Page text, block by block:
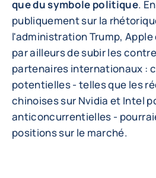
que du symbole politique.
publiquement sur la
l'administration Trump,
par ailleurs de subir les
partenaires internationaux :
potentielles - telles que les
chinoises sur Nvidia et Intel
anticoncurrentielles -
positions sur le marché.